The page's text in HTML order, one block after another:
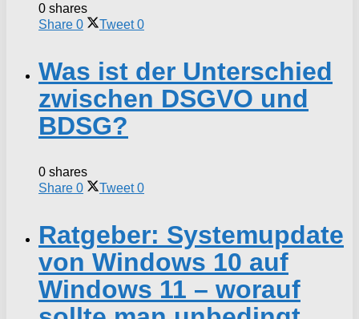
0 shares
Share 0 Tweet 0
Was ist der Unterschied
zwischen DSGVO und
BDSG?
0 shares
Share 0 Tweet 0
Ratgeber: Systemupdate
von Windows 10 auf
Windows 11 – worauf